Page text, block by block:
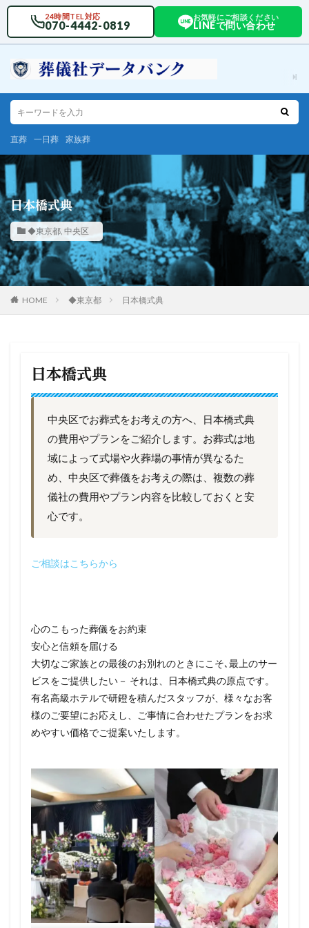
24時間TEL対応
070-4442-0819
お気軽にご相談ください
LINEで問い合わせ
直葬 一日葬 家族葬
日本橋式典
◆東京都, 中央区
HOME ◆東京都 日本橋式典
日本橋式典
中央区でお葬式をお考えの方へ、日本橋式典
の費用やプランをご紹介します。お葬式は地
域によって式場や火葬場の事情が異なるた
め、中央区で葬儀をお考えの際は、複数の葬
儀社の費用やプラン内容を比較しておくと安
心です。
ご相談はこちらから
心のこもった葬儀をお約束
安心と信頼を届ける
大切なご家族との最後のお別れのときにこそ､最上のサー
ビスをご提供したい－ それは、日本橋式典の原点です。
有名高級ホテルで研鐙を積んだスタッフが、様々なお客
様のご要望にお応えし、ご事情に合わせたプランをお求
めやすい価格でご提案いたします。